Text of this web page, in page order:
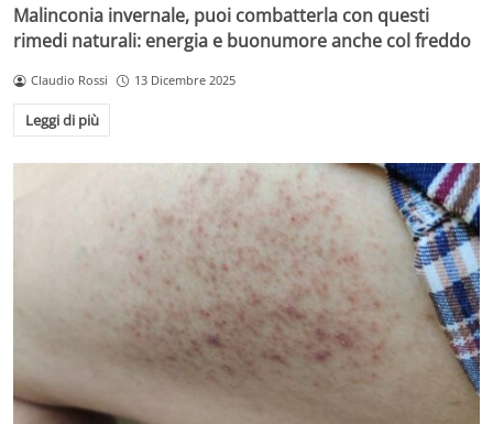
Malinconia invernale, puoi combatterla con questi
rimedi naturali: energia e buonumore anche col freddo
Claudio Rossi 13 Dicembre 2025
Leggi di più